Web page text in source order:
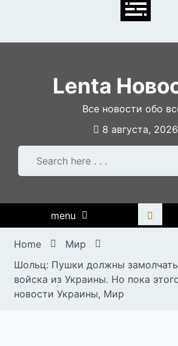
Lenta
Все новости обо
8 августа, 2026
menu
Home
Мир
Шольц: Пушки должны
войска из Украины. Но пока
новости Украины, Мир